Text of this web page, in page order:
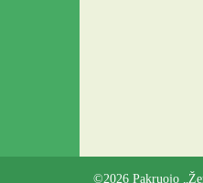
©2026 Pakruojo